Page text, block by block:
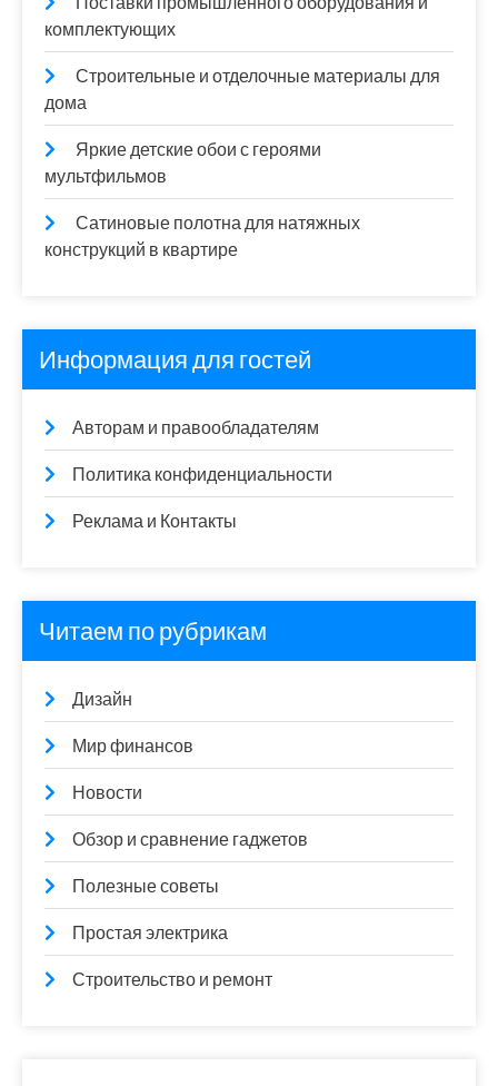
комплектующих
Строительные и отделочные материалы для
дома
Яркие детские обои с героями
мультфильмов
Сатиновые полотна для натяжных
конструкций в квартире
Информация для гостей
Авторам и правообладателям
Политика конфиденциальности
Реклама и Контакты
Читаем по рубрикам
Дизайн
Мир финансов
Новости
Обзор и сравнение гаджетов
Полезные советы
Простая электрика
Строительство и ремонт